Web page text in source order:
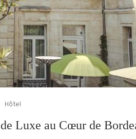
Hôtel
Luxe au Cœur de